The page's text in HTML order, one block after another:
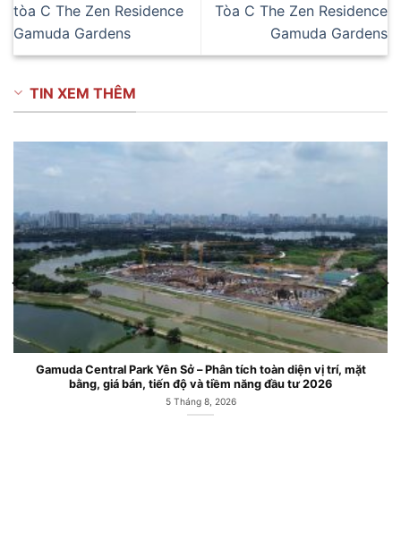
tòa C The Zen Residence
Gamuda Gardens
Tòa C The Zen Residence
Gamuda Gardens
TIN XEM THÊM
Gamuda Central Park Yên Sở – Phân tích toàn diện vị trí, mặt
bằng, giá bán, tiến độ và tiềm năng đầu tư 2026
5 Tháng 8, 2026